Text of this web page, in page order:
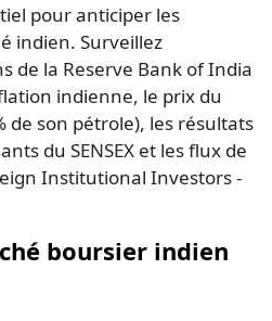
pour anticiper les
indien. Surveillez
de la Reserve Bank of India
indienne, le prix du
de son pétrole), les résultats
du SENSEX et les flux de
Institutional Investors -
boursier indien